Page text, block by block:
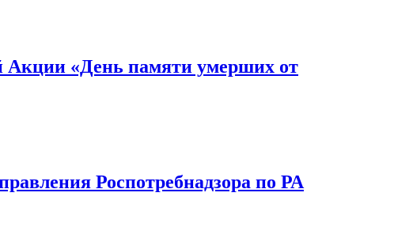
Акции «День памяти умерших от
Роспотребнадзора по РА